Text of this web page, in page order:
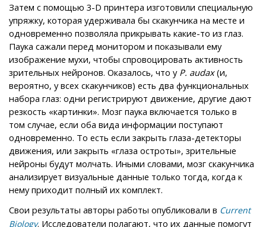
Затем с помощью 3-D принтера изготовили специальную
упряжку, которая удерживала бы скакунчика на месте и
одновременно позволяла прикрывать какие-то из глаз.
Паука сажали перед монитором и показывали ему
изображение мухи, чтобы спровоцировать активность
зрительных нейронов. Оказалось, что у P. audax(и,
вероятно, у всех скакунчиков) есть два функциональных
набора глаз: одни регистрируют движение, другие дают
резкость «картинки». Мозг паука включается только в
том случае, если оба вида информации поступают
одновременно. То есть если закрыть глаза-детекторы
движения, или закрыть «глаза остроты», зрительные
нейроны будут молчать. Иными словами, мозг скакунчика
анализирует визуальные данные только тогда, когда к
нему приходит полный их комплект.
Свои результаты авторы работы опубликовали в Current
Biology. Исследователи полагают, что их данные помогут